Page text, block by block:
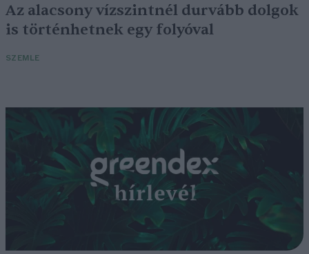
Az alacsony vízszintnél durvább dolgok
is történhetnek egy folyóval
SZEMLE